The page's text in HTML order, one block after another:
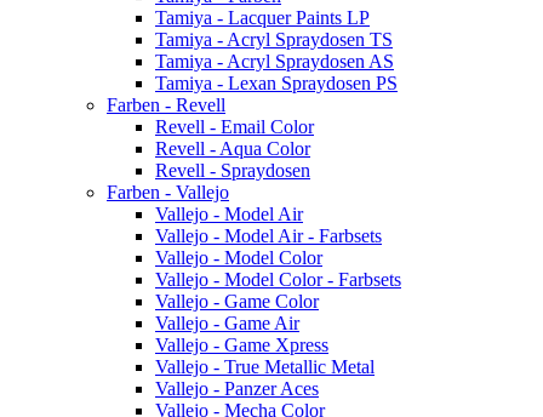
Tamiya - Lacquer Paints LP
Tamiya - Acryl Spraydosen TS
Tamiya - Acryl Spraydosen AS
Tamiya - Lexan Spraydosen PS
Farben - Revell
Revell - Email Color
Revell - Aqua Color
Revell - Spraydosen
Farben - Vallejo
Vallejo - Model Air
Vallejo - Model Air - Farbsets
Vallejo - Model Color
Vallejo - Model Color - Farbsets
Vallejo - Game Color
Vallejo - Game Air
Vallejo - Game Xpress
Vallejo - True Metallic Metal
Vallejo - Panzer Aces
Vallejo - Mecha Color